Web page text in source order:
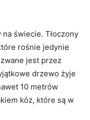
świecie. Tłoczony
rośnie jedynie
jest przez
drzewo żyje
10 metrów
kóz, które są w